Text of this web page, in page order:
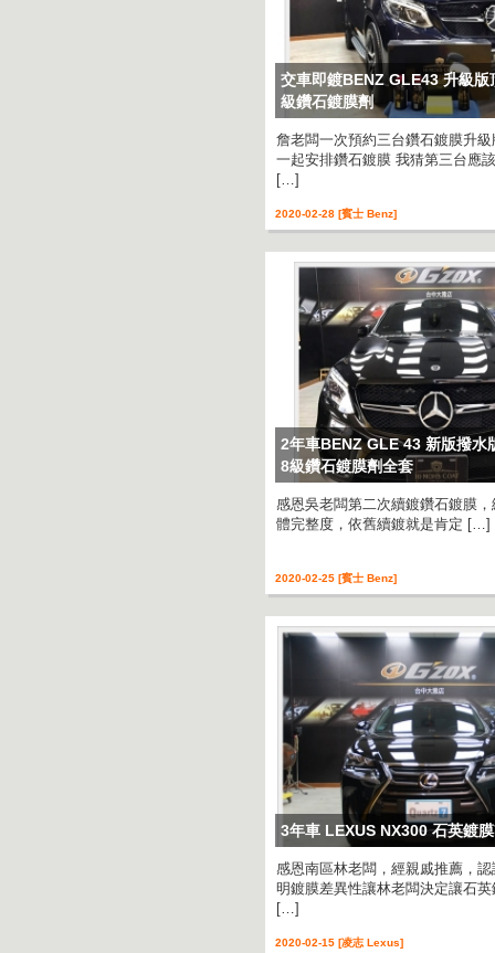
交車即鍍BENZ GLE43 升級版
級鑽石鍍膜劑
詹老闆一次預約三台鑽石鍍膜升
一起安排鑽石鍍膜 我猜第三台應
[…]
2020-02-28 [賓士 Benz]
2年車BENZ GLE 43 新版撥水
8級鑽石鍍膜劑全套
感恩吳老闆第二次續鍍鑽石鍍膜
體完整度，依舊續鍍就是肯定 […]
2020-02-25 [賓士 Benz]
3年車 LEXUS NX300 石英鍍
感恩南區林老闆，經親戚推薦，
明鍍膜差異性讓林老闆決定讓石
[…]
2020-02-15 [凌志 Lexus]